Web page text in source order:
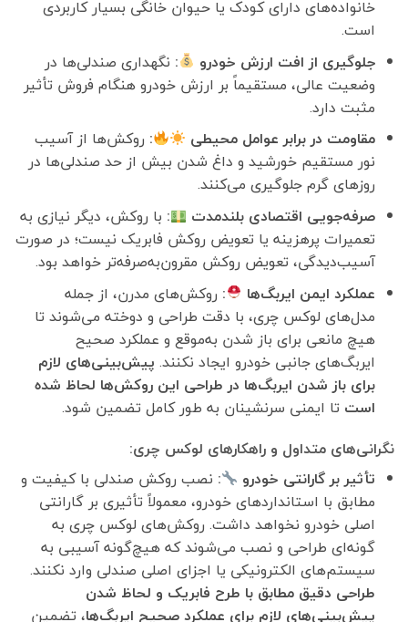
خانواده‌های دارای کودک یا حیوان خانگی بسیار کاربردی
است.
جلوگیری از افت ارزش خودرو
: نگهداری صندلی‌ها در
وضعیت عالی، مستقیماً بر ارزش خودرو هنگام فروش تأثیر
مثبت دارد.
مقاومت در برابر عوامل محیطی
: روکش‌ها از آسیب
نور مستقیم خورشید و داغ شدن بیش از حد صندلی‌ها در
روزهای گرم جلوگیری می‌کنند.
صرفه‌جویی اقتصادی بلندمدت
: با روکش، دیگر نیازی به
تعمیرات پرهزینه یا تعویض روکش فابریک نیست؛ در صورت
آسیب‌دیدگی، تعویض روکش مقرون‌به‌صرفه‌تر خواهد بود.
عملکرد ایمن ایربگ‌ها
: روکش‌های مدرن، از جمله
مدل‌های لوکس چری، با دقت طراحی و دوخته می‌شوند تا
هیچ مانعی برای باز شدن به‌موقع و عملکرد صحیح
ایربگ‌های جانبی خودرو ایجاد نکنند. پیش‌بینی‌های لازم
برای باز شدن ایربگ‌ها در طراحی این روکش‌ها لحاظ شده
است تا ایمنی سرنشینان به طور کامل تضمین شود.
نگرانی‌های متداول و راهکارهای لوکس چری:
تأثیر بر گارانتی خودرو
: نصب روکش صندلی با کیفیت و
مطابق با استانداردهای خودرو، معمولاً تأثیری بر گارانتی
اصلی خودرو نخواهد داشت. روکش‌های لوکس چری به
گونه‌ای طراحی و نصب می‌شوند که هیچ‌گونه آسیبی به
سیستم‌های الکترونیکی یا اجزای اصلی صندلی وارد نکنند.
طراحی دقیق مطابق با طرح فابریک و لحاظ شدن
پیش‌بینی‌های لازم برای عملکرد صحیح ایربگ‌ها، تضمین